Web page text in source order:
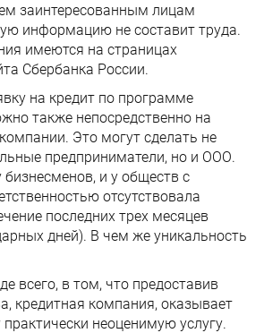
заинтересованным лицам
информацию не составит труда.
имеются на страницах
Сбербанка России.
на кредит по программе
также непосредственно на
Это могут сделать не
предприниматели, но и ООО.
бизнесменов, и у обществ с
отсутствовала
последних трех месяцев
дней). В чем же уникальность
всего, в том, что предоставив
кредитная компания, оказывает
неоценимую услугу.